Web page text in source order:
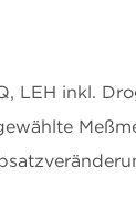
LEH inkl.